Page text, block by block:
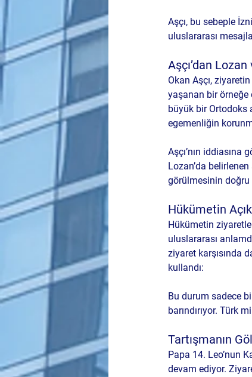
Aşçı, bu sebeple
uluslararası
Aşçı’dan
Okan Aşçı,
yaşanan bir örneğe
büyük bir Ortodoks
egemenliğin
Aşçı’nın
Lozan’da
görülmesinin doğru
Hükümetin
Hükümetin
uluslararası
ziyaret karşısında
kullandı:
Bu durum sadece
barındırıyor. Türk
Tartışmanın
Papa 14. Leo’nun
devam ediyor.